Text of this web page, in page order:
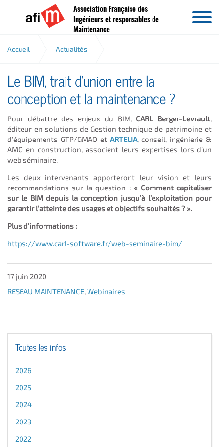
Aller au contenu
Association Française des
Ingénieurs et responsables de
Maintenance
Accueil Actualités
Le BIM, trait d’union entre la conception et la maintenance
?
Le BIM, trait d’union entre la
conception et la maintenance ?
Pour débattre des enjeux du BIM, CARL Berger-Levrault,
éditeur en solutions de Gestion technique de patrimoine et
d’équipements GTP/GMAO et ARTELIA, conseil, ingénierie &
AMO en construction, associent leurs expertises lors d’un
web séminaire.
Les deux intervenants apporteront leur vision et leurs
recommandations sur la question :« Comment capitaliser
sur le BIM depuis la conception jusqu’à l’exploitation pour
garantir l’atteinte des usages et objectifs souhaités ? ».
Plus d'informations :
https://www.carl-software.fr/web-seminaire-bim/
17 juin 2020
RESEAU MAINTENANCE,Webinaires
Toutes les infos
2026
2025
2024
2023
2022